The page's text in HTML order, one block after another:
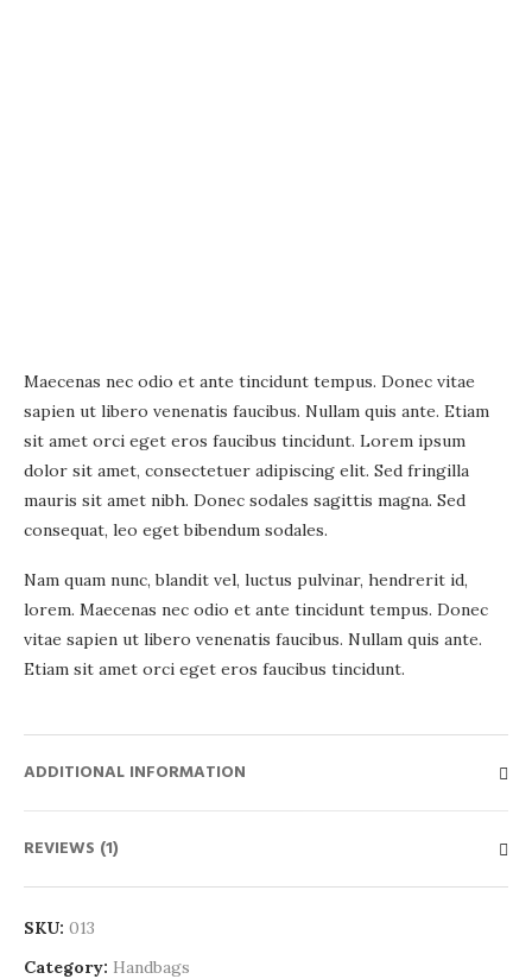
Maecenas nec odio et ante tincidunt tempus. Donec vitae
sapien ut libero venenatis faucibus. Nullam quis ante. Etiam
sit amet orci eget eros faucibus tincidunt. Lorem ipsum
dolor sit amet, consectetuer adipiscing elit. Sed fringilla
mauris sit amet nibh. Donec sodales sagittis magna. Sed
consequat, leo eget bibendum sodales.
Nam quam nunc, blandit vel, luctus pulvinar, hendrerit id,
lorem. Maecenas nec odio et ante tincidunt tempus. Donec
vitae sapien ut libero venenatis faucibus. Nullam quis ante.
Etiam sit amet orci eget eros faucibus tincidunt.
ADDITIONAL INFORMATION
REVIEWS (1)
SKU: 013
Category: Handbags